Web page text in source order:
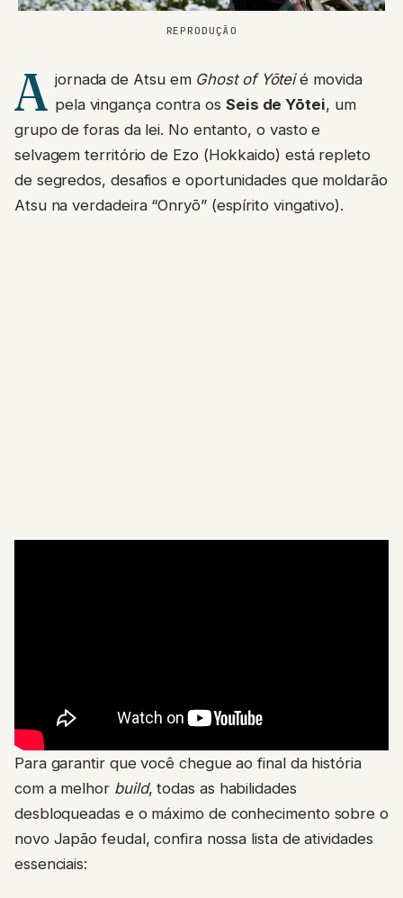
REPRODUÇÃO
A jornada de Atsu em Ghost of Yōteié movida
pela vingança contra os Seis de Yōtei, um
grupo de foras da lei. No entanto, o vasto e
selvagem território de Ezo (Hokkaido) está repleto
de segredos, desafios e oportunidades que moldarão
Atsu na verdadeira “Onryō” (espírito vingativo).
Para garantir que você chegue ao final da história
com a melhor build, todas as habilidades
desbloqueadas e o máximo de conhecimento sobre o
novo Japão feudal, confira nossa lista de atividades
essenciais: